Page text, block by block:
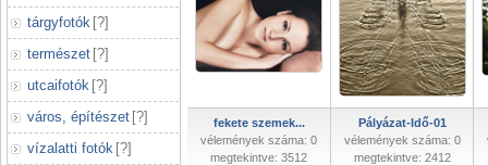
tárgyfotók [?]
természet [?]
utcaifotók [?]
város, építészet [?]
vízalatti fotók [?]
fekete szemek...
vélemények száma: 0
megtekintve: 3512
Pályázat-Idő-01
vélemények száma: 0
megtekintve: 2412